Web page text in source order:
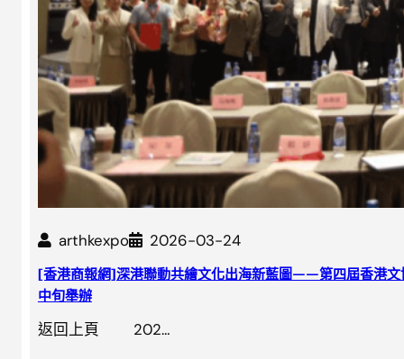
arthkexpo 2026-03-24
[香港商報網]深港聯動共繪文化出海新藍圖——第四屆香港文
中旬舉辦
返回上頁 202…